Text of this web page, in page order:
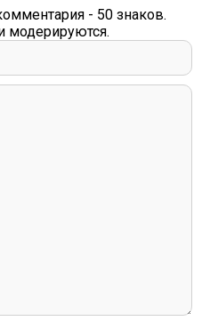
- 50 знаков.
модерируются.